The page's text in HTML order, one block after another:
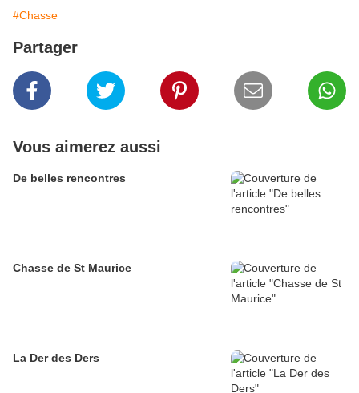
#Chasse
Partager
Vous aimerez aussi
De belles rencontres
Chasse de St Maurice
La Der des Ders